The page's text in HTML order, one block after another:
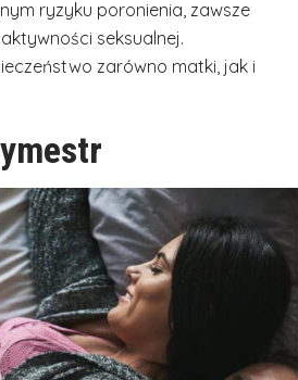
ryzyku poronienia, zawsze
seksualnej.
zarówno matki, jak i